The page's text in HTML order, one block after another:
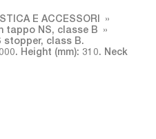
E ACCESSORI
tappo NS, classe B
stopper, class B.
Height (mm): 310. Neck